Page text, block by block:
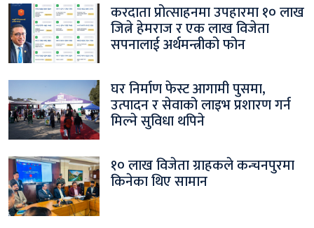
करदाता प्रोत्साहनमा उपहारमा १० लाख
जित्ने हेमराज र एक लाख विजेता
सपनालाई अर्थमन्त्रीको फोन
घर निर्माण फेस्ट आगामी पुसमा,
उत्पादन र सेवाको लाइभ प्रशारण गर्न
मिल्ने सुविधा थपिने
१० लाख विजेता ग्राहकले कन्चनपुरमा
किनेका थिए सामान